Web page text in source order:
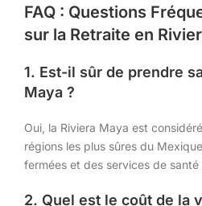
FAQ : Questions
sur la Retraite en
1. Est-il sûr de prendre
Maya ?
Oui, la Riviera Maya est
régions les plus sûres du
fermées et des services de
2. Quel est le coût de la